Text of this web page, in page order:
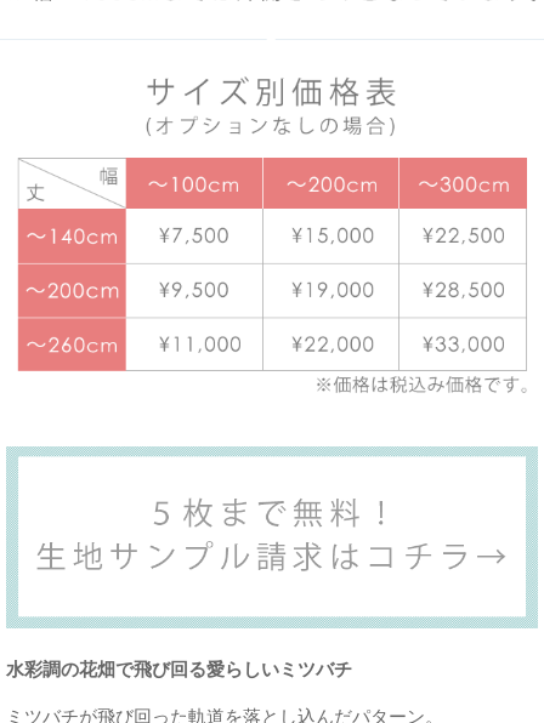
水彩調の花畑で飛び回る愛らしいミツバチ
ミツバチが飛び回った軌道を落とし込んだパターン。